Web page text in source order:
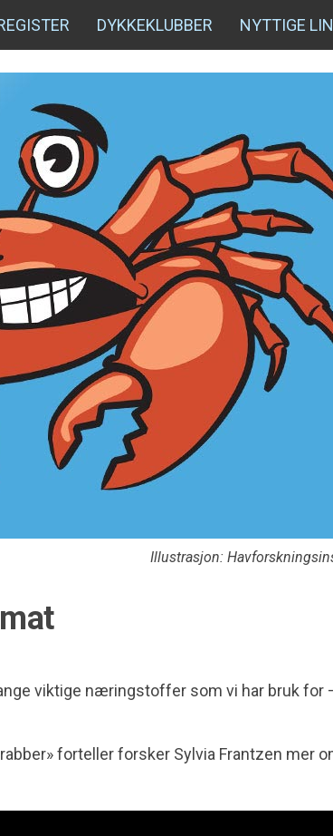
DYKKEKLUBBER NYTTIGE
Illustrasjon:
viktige næringstoffer som vi har bruk for
forteller forsker Sylvia Frantzen mer